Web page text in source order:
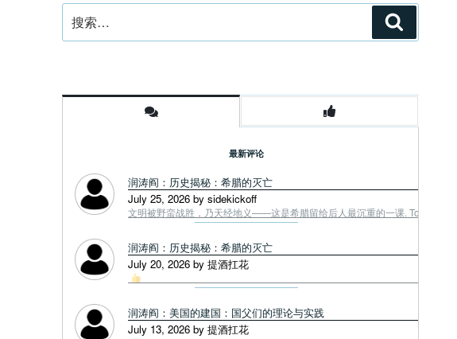
索：
索
最新评论
润涛阎：历史揭秘：希腊的灭亡
July 25, 2026 by sidekickoff
文明被野蛮战胜，乃天经地义——这是希腊留给后人最沉重的一课. Tough
润涛阎：历史揭秘：希腊的灭亡
July 20, 2026 by 提酒扛花
润涛阎：美国的建国：国父们的理论与实践
July 13, 2026 by 提酒扛花